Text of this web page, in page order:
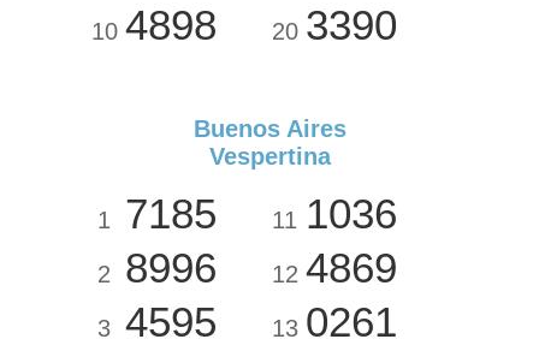
10 4898 20 3390
Buenos Aires
Vespertina
1 7185
2 8996
3 4595
11 1036
12 4869
13 0261